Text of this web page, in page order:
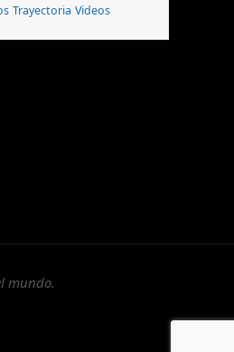
Trayectoria Videos
mundo.